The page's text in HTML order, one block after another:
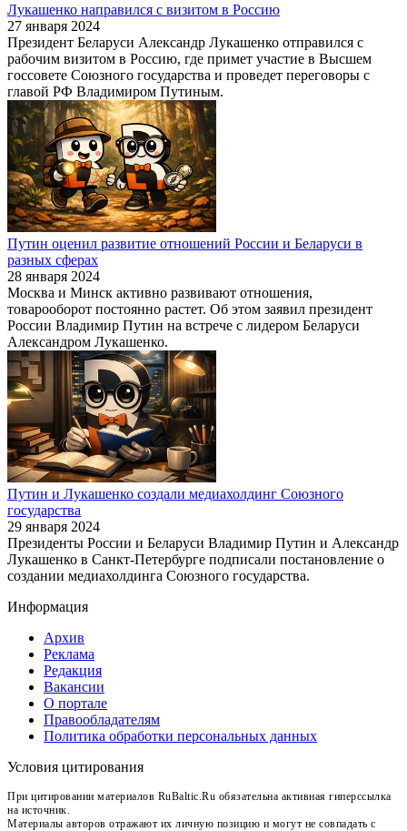
Лукашенко направился с визитом в Россию
27 января 2024
Президент Беларуси Александр Лукашенко отправился с
рабочим визитом в Россию, где примет участие в Высшем
госсовете Союзного государства и проведет переговоры с
главой РФ Владимиром Путиным.
Путин оценил развитие отношений России и Беларуси в
разных сферах
28 января 2024
Москва и Минск активно развивают отношения,
товарооборот постоянно растет. Об этом заявил президент
России Владимир Путин на встрече с лидером Беларуси
Александром Лукашенко.
Путин и Лукашенко создали медиахолдинг Союзного
государства
29 января 2024
Президенты России и Беларуси Владимир Путин и Александр
Лукашенко в Санкт-Петербурге подписали постановление о
создании медиахолдинга Союзного государства.
Информация
Архив
Реклама
Редакция
Вакансии
О портале
Правообладателям
Политика обработки персональных данных
Условия цитирования
При цитировании материалов RuBaltic.Ru обязательна активная гиперссылка
на источник.
Материалы авторов отражают их личную позицию и могут не совпадать с